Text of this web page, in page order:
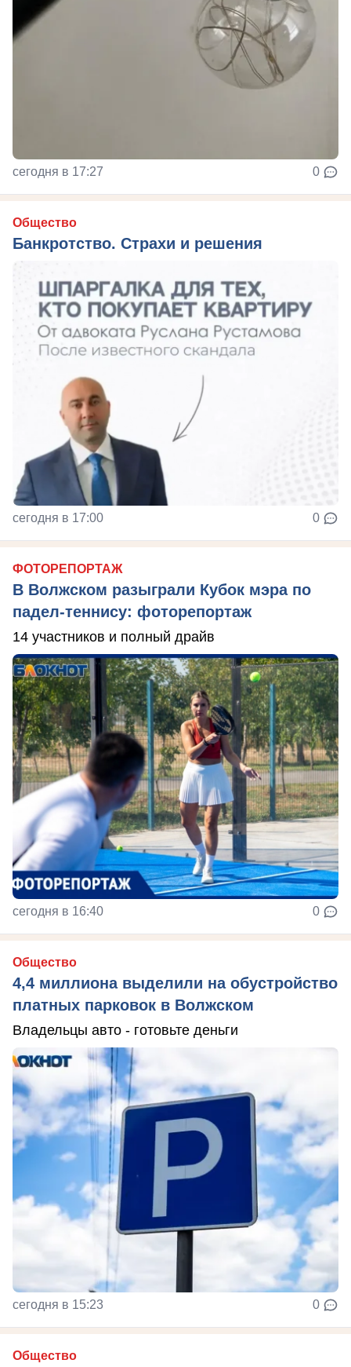
сегодня в 17:27 0
Общество
Банкротство. Страхи и решения
сегодня в 17:00 0
ФОТОРЕПОРТАЖ
В Волжском разыграли Кубок мэра по
падел-теннису: фоторепортаж
14 участников и полный драйв
сегодня в 16:40 0
Общество
4,4 миллиона выделили на обустройство
платных парковок в Волжском
Владельцы авто - готовьте деньги
сегодня в 15:23 0
Общество